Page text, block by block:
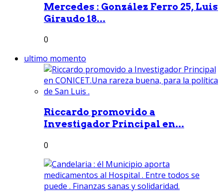
Mercedes : González Ferro 25, Luis
Giraudo 18...
0
ultimo momento
Riccardo promovido a
Investigador Principal en...
0